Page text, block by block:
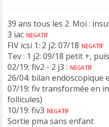
n
l
u
39 ans tous les 2. Moi :
3 iac
FIV icsi 1: 2 j2: 07/18
Tev : 1 j2: 09/18 petit +,
02/19: fiv2 - 2 j3 :
26/04: bilan endoscopique
07/19: fiv transformée en
follicules)
10/19: fiv3
Sortie pma sans enfant